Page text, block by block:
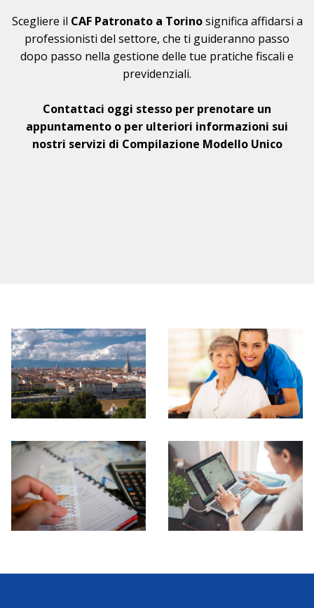
Scegliere il CAF Patronato a Torinosignifica affidarsi a
professionisti del settore, che ti guideranno passo
dopo passo nella gestione delle tue pratiche fiscali e
previdenziali.
Contattaci oggi stesso per prenotare un
appuntamento o per ulteriori informazioni sui
nostri servizi di Compilazione Modello Unico